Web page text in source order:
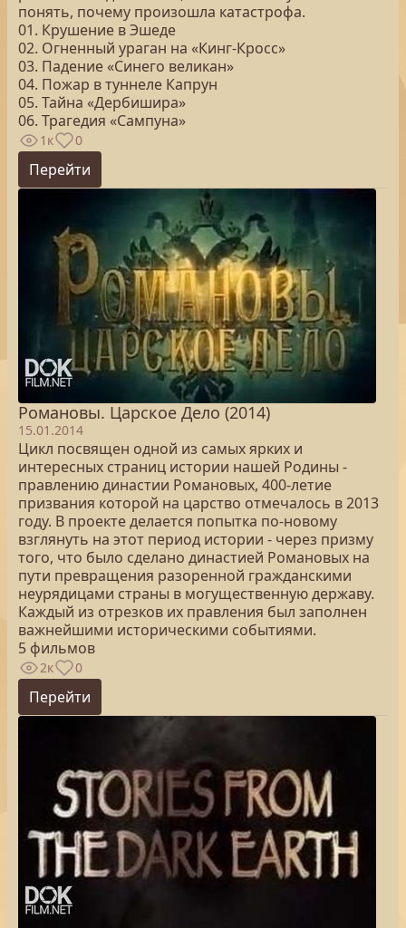
понять, почему произошла катастрофа.
01. Крушение в Эшеде
02. Огненный ураган на «Кинг-Кросс»
03. Падение «Синего великан»
04. Пожар в туннеле Капрун
05. Тайна «Дербишира»
06. Трагедия «Сампуна»
1к 0
Перейти
Романовы. Царское Дело (2014)
15.01.2014
Цикл посвящен одной из самых ярких и
интересных страниц истории нашей Родины -
правлению династии Романовых, 400-летие
призвания которой на царство отмечалось в 2013
году. В проекте делается попытка по-новому
взглянуть на этот период истории - через призму
того, что было сделано династией Романовых на
пути превращения разоренной гражданскими
неурядицами страны в могущественную державу.
Каждый из отрезков их правления был заполнен
важнейшими историческими событиями.
5 фильмов
2к 0
Перейти